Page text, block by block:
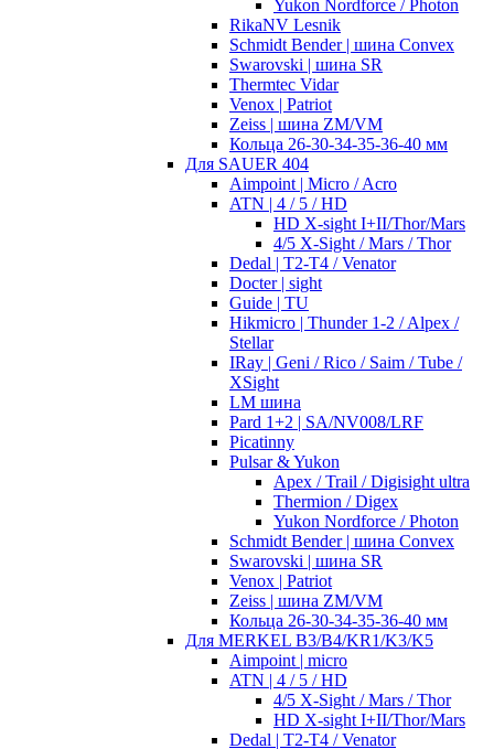
Yukon Nordforce / Photon
RikaNV Lesnik
Schmidt Bender | шина Convex
Swarovski | шина SR
Thermtec Vidar
Venox | Patriot
Zeiss | шина ZM/VM
Кольца 26-30-34-35-36-40 мм
Для SAUER 404
Aimpoint | Micro / Acro
ATN | 4 / 5 / HD
HD X-sight I+II/Thor/Mars
4/5 X-Sight / Mars / Thor
Dedal | T2-T4 / Venator
Docter | sight
Guide | TU
Hikmicro | Thunder 1-2 / Alpex /
Stellar
IRay | Geni / Rico / Saim / Tube /
XSight
LM шина
Pard 1+2 | SA/NV008/LRF
Picatinny
Pulsar & Yukon
Apex / Trail / Digisight ultra
Thermion / Digex
Yukon Nordforce / Photon
Schmidt Bender | шина Convex
Swarovski | шина SR
Venox | Patriot
Zeiss | шина ZM/VM
Кольца 26-30-34-35-36-40 мм
Для MERKEL B3/B4/KR1/K3/K5
Aimpoint | micro
ATN | 4 / 5 / HD
4/5 X-Sight / Mars / Thor
HD X-sight I+II/Thor/Mars
Dedal | T2-T4 / Venator